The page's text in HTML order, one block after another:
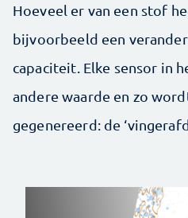
Hoeveel er van een stof
bijvoorbeeld een
capaciteit. Elke sensor in
andere waarde en zo
gegenereerd: de